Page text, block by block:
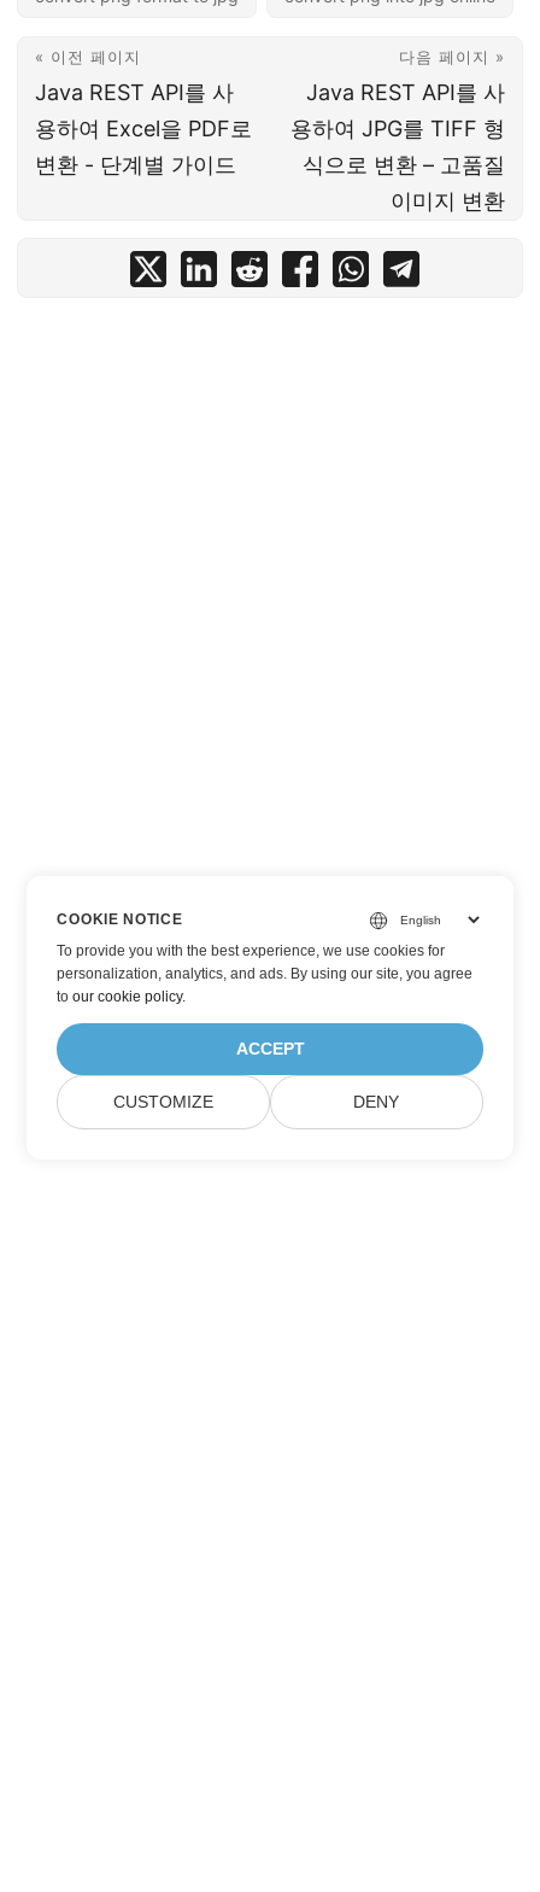
« 이전 페이지
Java REST API를 사
용하여 Excel을 PDF로
변환 - 단계별 가이드
다음 페이지 »
Java REST API를 사
용하여 JPG를 TIFF 형
식으로 변환 – 고품질
이미지 변환
COOKIE NOTICE
To provide you with the best experience, we use cookies for
personalization, analytics, and ads. By using our site, you agree
toour cookie policy.
ACCEPT
CUSTOMIZE DENY